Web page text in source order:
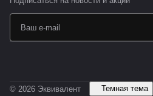
© 2026 Эквивалент Темная тема